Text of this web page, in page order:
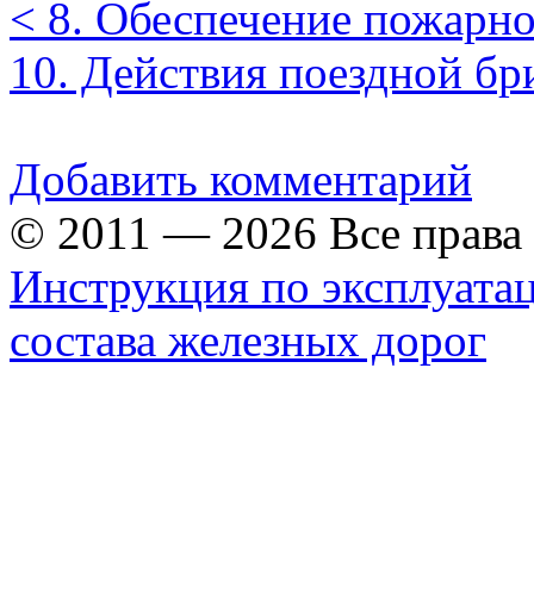
< 8. Обеспечение
10. Действия поездной
Добавить комментарий
© 2011 — 2026 Все
Инструкция по
состава железных дорог